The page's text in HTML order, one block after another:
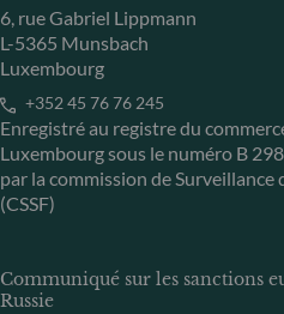
6, rue Gabriel Lippmann
L-5365 Munsbach
Luxembourg
+352 45 76 76 245
Enregistré au registre du
Luxembourg sous le numéro B
par la commission de Surveillance
(CSSF)
Communiqué sur les sanctions
Russie